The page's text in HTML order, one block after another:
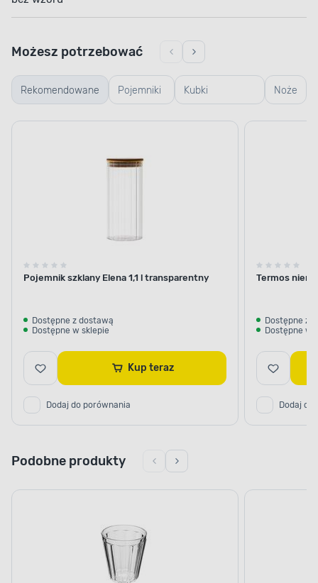
Rekomendowane Pojemniki
szklane
Kubki
termiczne i
Noże
Możesz potrzebować
Pojemnik szklany Elena 1,1 l transparentny
Dostępne z dostawą
Dostępne w sklepie
Kup teraz
Dodaj do porównania
Termos
Dostępne z
Dostępne w
Dodaj do
Podobne produkty